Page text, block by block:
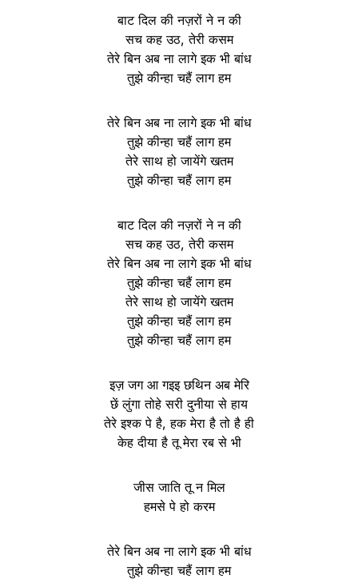
बाट दिल की नज़रों ने न की
सच कह उठ, तेरी कसम
तेरे बिन अब ना लागे इक भी बांध
तुझे कीन्हा चहैं लाग हम
तेरे बिन अब ना लागे इक भी बांध
तुझे कीन्हा चहैं लाग हम
तेरे साथ हो जायेंगे खतम
तुझे कीन्हा चहैं लाग हम
बाट दिल की नज़रों ने न की
सच कह उठ, तेरी कसम
तेरे बिन अब ना लागे इक भी बांध
तुझे कीन्हा चहैं लाग हम
तेरे साथ हो जायेंगे खतम
तुझे कीन्हा चहैं लाग हम
तुझे कीन्हा चहैं लाग हम
इज़ जग आ गइइ छथिन अब मेरि
छें लुंगा तोहे सरी दुनीया से हाय
तेरे इश्क पे है, हक मेरा है तो है ही
केह दीया है तू मेरा रब से भी
जीस जाति तू न मिल
हमसे पे हो करम
तेरे बिन अब ना लागे इक भी बांध
तुझे कीन्हा चहैं लाग हम